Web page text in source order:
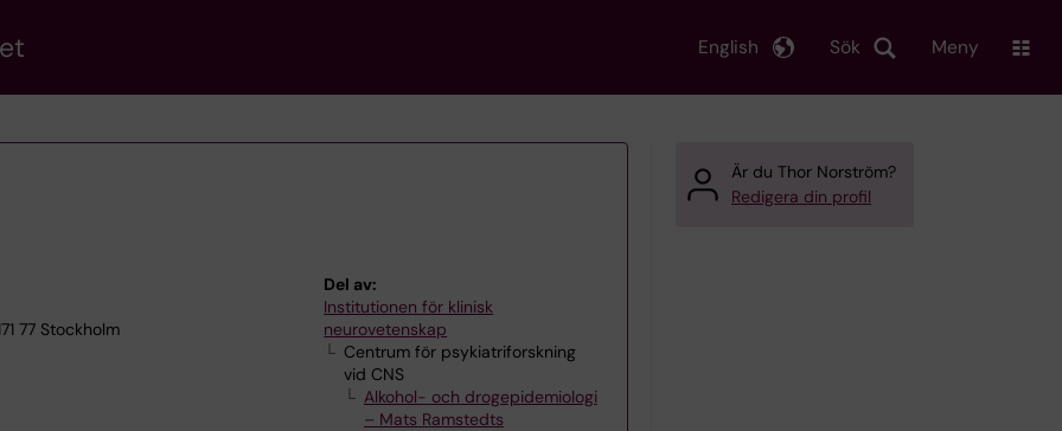
Sök
English Meny
77 Stockholm
Del av:
Institutionen för klinisk
neurovetenskap
Centrum för psykiatriforskning
vid CNS
Alkohol- och drogepidemiologi
– Mats Ramstedts
Är du Thor Norström?
Redigera din profil